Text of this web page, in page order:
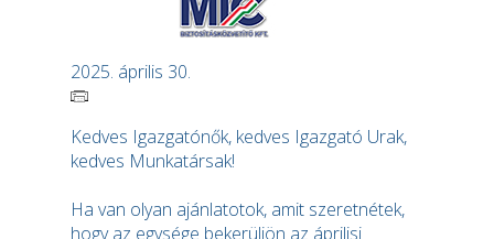
2025. április 30.
Kedves Igazgatónők, kedves Igazgató Urak,
kedves Munkatársak!
Ha van olyan ajánlatotok, amit szeretnétek,
hogy az egysége bekerüljön az áprilisi